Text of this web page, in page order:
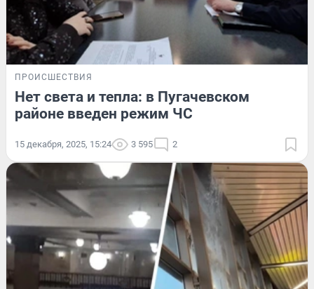
ПРОИСШЕСТВИЯ
Нет света и тепла: в Пугачевском
районе введен режим ЧС
15 декабря, 2025, 15:24 3 595 2